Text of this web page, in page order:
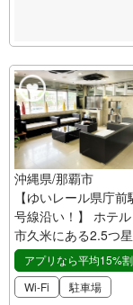
沖縄県/那覇市
【ゆいレール県庁
号線沿い！】 ホテ
市久米にある2.5つ
アプリなら平均15%
Wi-Fi
駐車場